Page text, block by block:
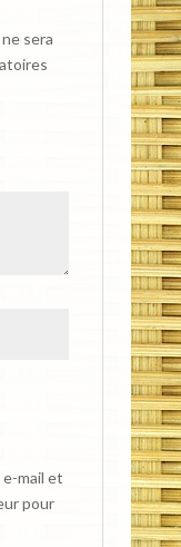
sera
mail et
pour